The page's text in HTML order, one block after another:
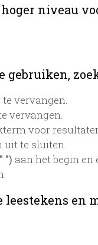
niveau
gebruiken,
vervangen.
vervangen.
voor
uit te sluiten.
") aan het begin
leestekens en